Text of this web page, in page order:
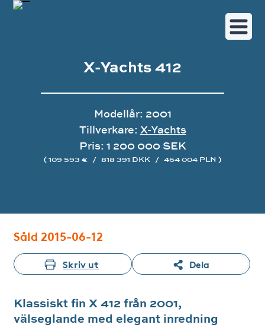
X-Yachts 412
Modellår: 2001
Tillverkare: X-Yachts
Pris: 1 200 000 SEK
( 109 593 € / 818 391 DKK / 464 004 PLN )
Såld 2015-06-12
Skriv ut Dela
Klassiskt fin X 412 från 2001,
välseglande med elegant inredning